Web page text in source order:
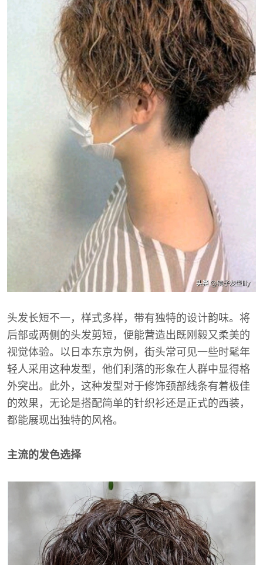
头发长短不一，样式多样，带有独特的设计韵味。将
后部或两侧的头发剪短，便能营造出既刚毅又柔美的
视觉体验。以日本东京为例，街头常可见一些时髦年
轻人采用这种发型，他们利落的形象在人群中显得格
外突出。此外，这种发型对于修饰颈部线条有着极佳
的效果，无论是搭配简单的针织衫还是正式的西装，
都能展现出独特的风格。
主流的发色选择